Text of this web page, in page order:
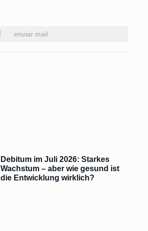
enviar mail
Debitum im Juli 2026: Starkes
Wachstum – aber wie gesund ist
die Entwicklung wirklich?